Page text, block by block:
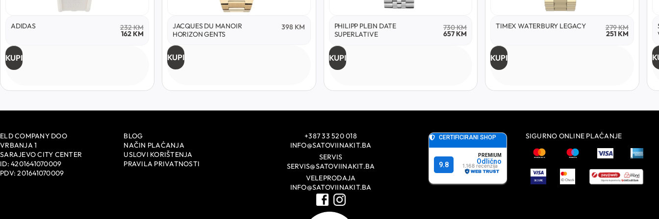
ADIDAS 232KM
162 KM
KUPI
JACQUES DU MANOIR
HORIZON GENTS
398 KM
KUPI
PHILIPP PLEIN DATE
SUPERLATIVE
730KM
657 KM
KUPI
TIMEX WATERBURY LEGACY 279KM
251 KM
KUPI
ELD COMPANY DOO
VRBANJA 1
SARAJEVO CITY CENTER
ID: 4201641070009
PDV: 201641070009
BLOG
NAČIN PLAĆANJA
USLOVI KORIŠTENJA
PRAVILA PRIVATNOSTI
+387 33 520 018
INFO@SATOVIINAKIT.BA
SERVIS
SERVIS@SATOVIINAKIT.BA
VELEPRODAJA
INFO@SATOVIINAKIT.BA
SIGURNO ONLINE PLAĆANJE